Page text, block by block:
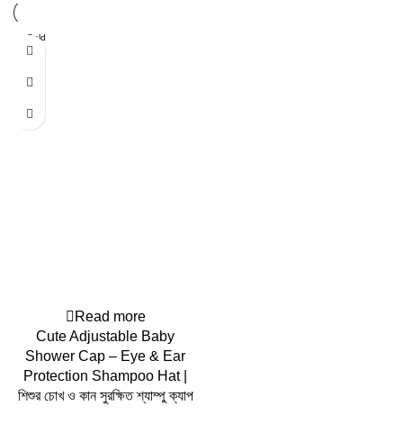
Sold
out
Read more
Cute Adjustable Baby
Shower Cap – Eye & Ear
Protection Shampoo Hat |
শিশুর চোখ ও কান সুরক্ষিত শ্যাম্পু ক্যাপ